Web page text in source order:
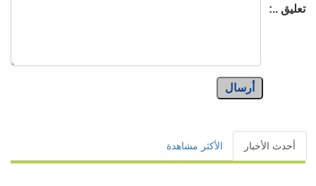
تعليق ..:
أرسال
أحدث الأخبار الأكثر مشاهدة